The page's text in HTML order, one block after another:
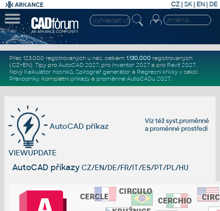
CZ | SK| EN | DE
Přes 123.000 registrovaných u nás, celkem 1.130.000registrovaných
(CZ+EN). Tipy pro AutoCAD 2027, pro Inventor 2027a pro Revit 2027.
Nový Kalkulátor nosníků, Spirograf generátor a Regresní křivkyv sekci
Převodníky. Kompletní příkazya proměnné AutoCADu 2027.
Viz téžsyst.proměnné
aproměnné prostředí
AutoCAD příkaz
VIEWUPDATE
AutoCAD příkazy CZ/EN/DE/FR/IT/ES/PT/PL/HU